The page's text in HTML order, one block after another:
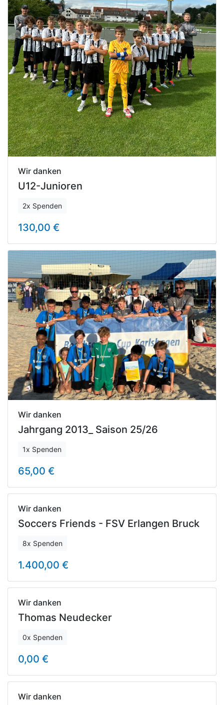
Wir danken
U12-Junioren
2x Spenden
130,00 €
Wir danken
Jahrgang 2013_ Saison 25/26
1x Spenden
65,00 €
Wir danken
Soccers Friends - FSV Erlangen Bruck
8x Spenden
1.400,00 €
Wir danken
Thomas Neudecker
0x Spenden
0,00 €
Wir danken